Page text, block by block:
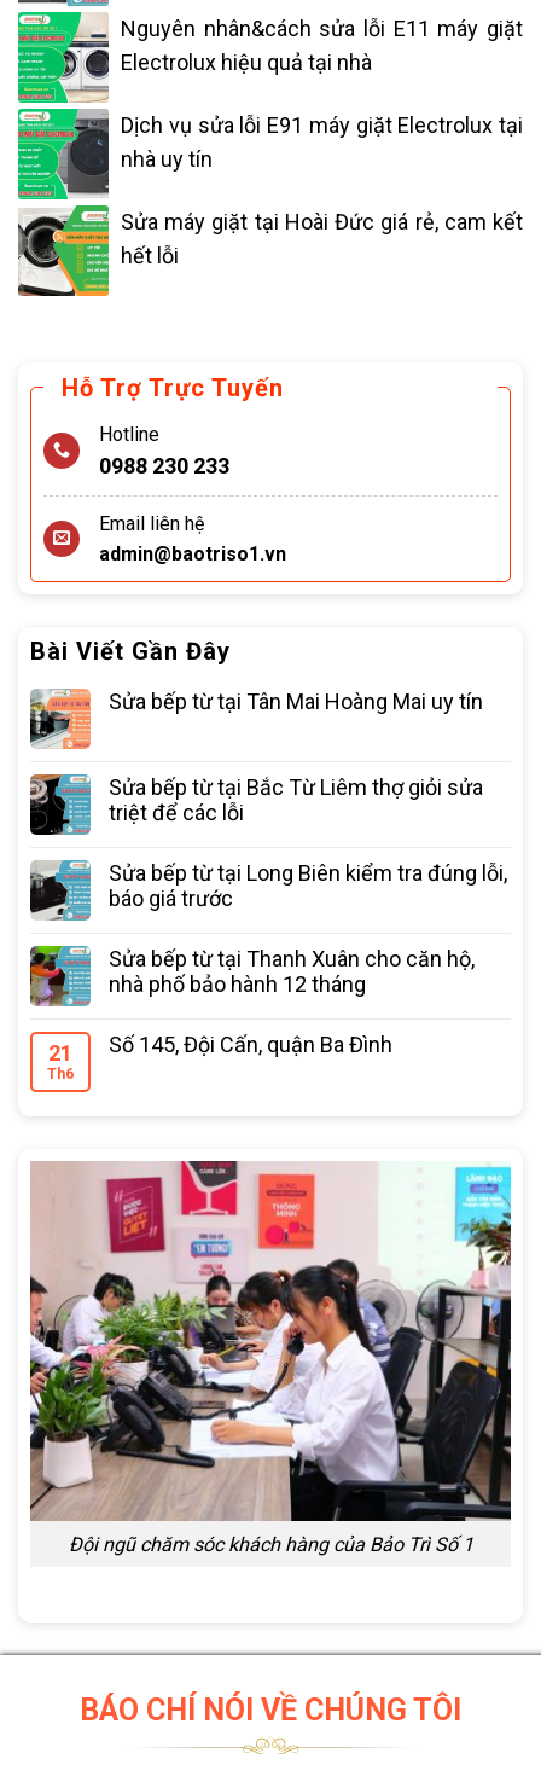
Hỗ Trợ Trực Tuyến
Hotline
0988 230 233
Email liên hệ
admin@baotriso1.vn
Bài Viết Gần Đây
Sửa bếp từ tại Tân Mai Hoàng Mai uy tín
Sửa bếp từ tại Bắc Từ Liêm thợ giỏi sửa
triệt để các lỗi
Sửa bếp từ tại Long Biên kiểm tra đúng lỗi,
báo giá trước
Sửa bếp từ tại Thanh Xuân cho căn hộ,
nhà phố bảo hành 12 tháng
21
Th6
Số 145, Đội Cấn, quận Ba Đình
Đội ngũ chăm sóc khách hàng của Bảo Trì Số 1
Nguyên nhân&cách sửa lỗi E11 máy giặt
Electrolux hiệu quả tại nhà
Dịch vụ sửa lỗi E91 máy giặt Electrolux tại
nhà uy tín
Sửa máy giặt tại Hoài Đức giá rẻ, cam kết
hết lỗi
BÁO CHÍ NÓI VỀ CHÚNG TÔI